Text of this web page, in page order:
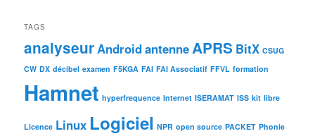
TAGS
analyseurAndroidantenneAPRS BitX CSUG
CW DX décibel examen F5KGA FAI FAI Associatif FFVL formation
Hamnet hyperfrequence Internet ISERAMAT ISS kit libre
Licence Linux Logiciel NPR open source PACKET Phonie